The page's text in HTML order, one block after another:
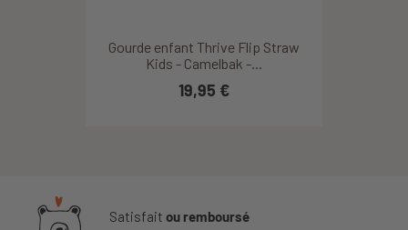
Gourde enfant Thrive Flip Straw
Kids - Camelbak -...
19,95 €
Satisfait ou remboursé